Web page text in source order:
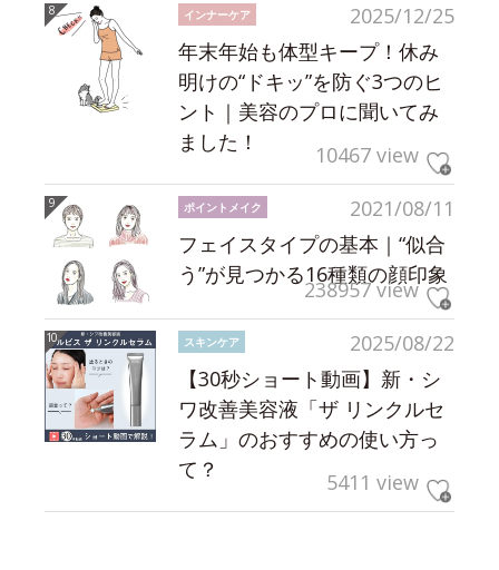
2025/12/25
インナーケア
年末年始も体型キープ！休み
明けの“ドキッ”を防ぐ3つのヒ
ント｜美容のプロに聞いてみ
ました！
10467 view
2021/08/11
ポイントメイク
フェイスタイプの基本｜“似合
う”が見つかる16種類の顔印象
238957 view
2025/08/22
スキンケア
【30秒ショート動画】新・シ
ワ改善美容液「ザ リンクルセ
ラム」のおすすめの使い方っ
て？
5411 view